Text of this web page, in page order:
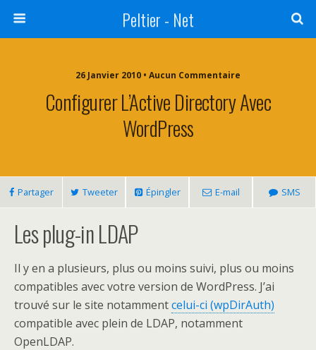
Peltier - Net
26 Janvier 2010 • Aucun Commentaire
Configurer L’Active Directory Avec
WordPress
Partager Tweeter Épingler E-mail SMS
Les plug-in LDAP
Il y en a plusieurs, plus ou moins suivi, plus ou moins
compatibles avec votre version de WordPress. J’ai
trouvé sur le site notammentcelui-ci (wpDirAuth)
compatible avec plein de LDAP, notamment
OpenLDAP.